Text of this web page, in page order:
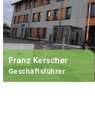
Franz Kerscher
Geschäftsführer